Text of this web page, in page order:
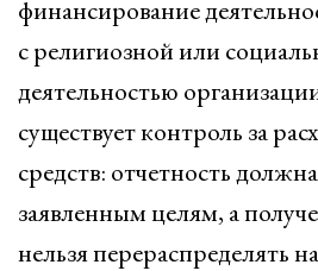
финансирование
с религиозной или
деятельностью
существует контроль за
средств: отчетность
заявленным целям, а
нельзя перераспределять